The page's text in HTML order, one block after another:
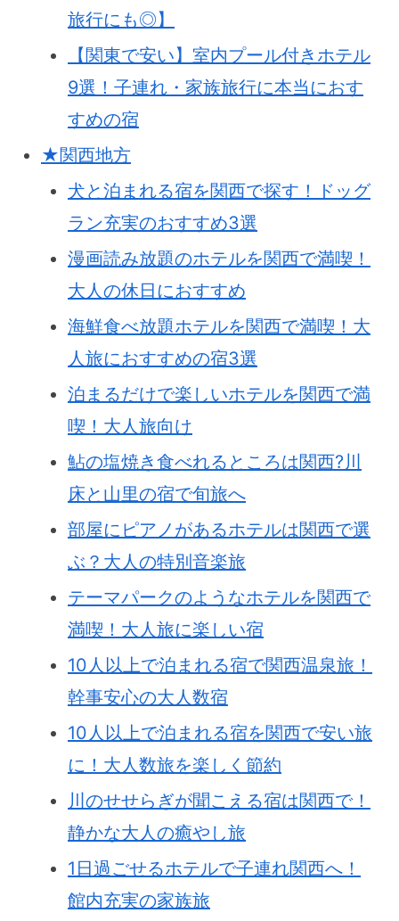
旅行にも◎】
【関東で安い】室内プール付きホテル
9選！子連れ・家族旅行に本当におす
すめの宿
★関西地方
犬と泊まれる宿を関西で探す！ドッグ
ラン充実のおすすめ3選
漫画読み放題のホテルを関西で満喫！
大人の休日におすすめ
海鮮食べ放題ホテルを関西で満喫！大
人旅におすすめの宿3選
泊まるだけで楽しいホテルを関西で満
喫！大人旅向け
鮎の塩焼き食べれるところは関西?川
床と山里の宿で旬旅へ
部屋にピアノがあるホテルは関西で選
ぶ？大人の特別音楽旅
テーマパークのようなホテルを関西で
満喫！大人旅に楽しい宿
10人以上で泊まれる宿で関西温泉旅！
幹事安心の大人数宿
10人以上で泊まれる宿を関西で安い旅
に！大人数旅を楽しく節約
川のせせらぎが聞こえる宿は関西で！
静かな大人の癒やし旅
1日過ごせるホテルで子連れ関西へ！
館内充実の家族旅